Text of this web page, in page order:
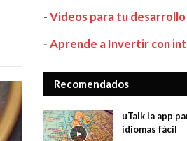
-Videos para tu
-Aprende a Invertir con
Recomendados
uTalk la app
idiomas fácil